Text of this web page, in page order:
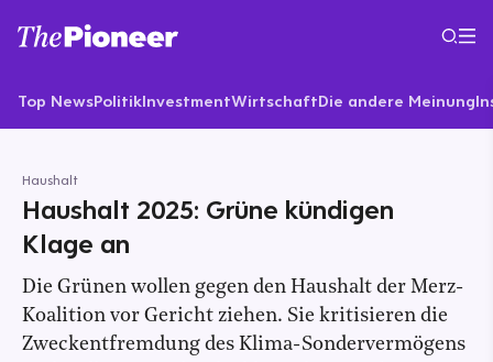
Top NewsPolitikInvestmentWirtschaftDie andere Meinung
Haushalt
Haushalt 2025: Grüne kündigen
Klage an
Die Grünen wollen gegen den Haushalt der Merz-
Koalition vor Gericht ziehen. Sie kritisieren die
Zweckentfremdung des Klima-Sondervermögens